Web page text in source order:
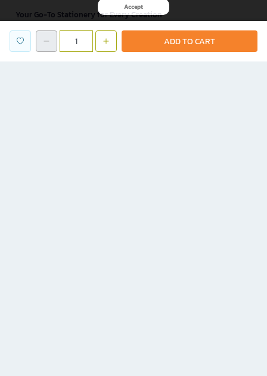
ADD TO CART
Your Go-To Stationery for Every Creation
supplies
, B2S has it all— Parker ballpoint pens, Rotringmechanical
pencils, to
DOUBLE A copy paper. Everything you need in one place.
Accept